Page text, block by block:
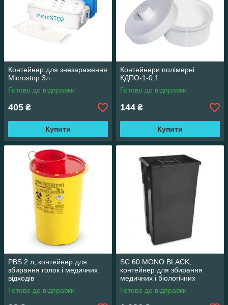
Контейнер для знезараження
Microstop 3л
Готово до відправки
405 ₴
Купити
Контейнери полімерні
КДПО-1-0,1
Готово до відправки
144 ₴
Купити
PBS 2 л, контейнер для
збирання голок і медичних
відходів
Готово до відправки
SC 60 MONO BLACK,
контейнер для збирання
медичних і біологічних
відходів, масок, рукавичок,
голок тощо (60 л)
Готово до відправки